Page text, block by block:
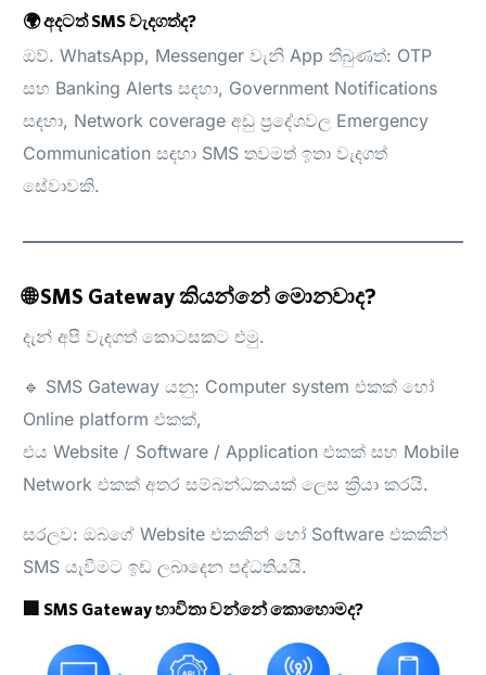
🌍 අදටත් SMS වැදගත්ද?
ඔව්. WhatsApp, Messenger වැනි App තිබුණත්: OTP
සහ Banking Alerts සඳහා, Government Notifications
සඳහා, Network coverage අඩු ප්‍රදේශවල Emergency
Communication සඳහා SMS තවමත් ඉතා වැදගත්
සේවාවකි.
🌐 SMS Gateway කියන්නේ මොනවාද?
දැන් අපි වැදගත් කොටසකට එමු.
🔹 SMS Gateway යනු: Computer system එකක් හෝ
Online platform එකක්,
එය Website / Software / Application එකක් සහ Mobile
Network එකක් අතර සම්බන්ධකයක් ලෙස ක්‍රියා කරයි.
සරලව: ඔබගේ Website එකකින් හෝ Software එකකින්
SMS යැවීමට ඉඩ ලබාදෙන පද්ධතියයි.
🏢 SMS Gateway භාවිතා වන්නේ කොහොමද?